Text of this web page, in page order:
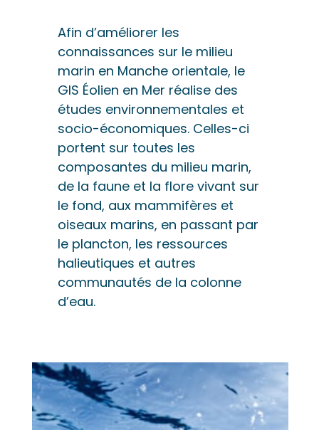
Afin d’améliorer les
connaissances sur le milieu
marin en Manche orientale, le
GIS Éolien en Mer réalise des
études environnementales et
socio-économiques. Celles-ci
portent sur toutes les
composantes du milieu marin,
de la faune et la flore vivant sur
le fond, aux mammifères et
oiseaux marins, en passant par
le plancton, les ressources
halieutiques et autres
communautés de la colonne
d’eau.